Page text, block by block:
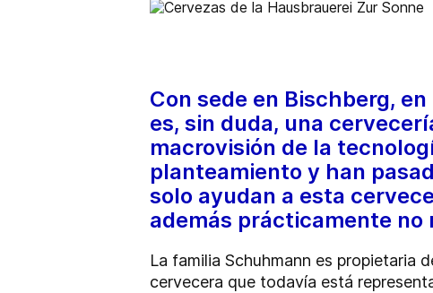
Con sede en Bischberg,
es, sin duda, una
macrovisión de la
planteamiento y han
solo ayudan a esta
además prácticamente
La familia Schuhmann es propietaria
cervecera que todavía está